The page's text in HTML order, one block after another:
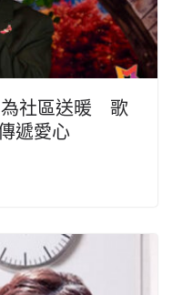
為社區送暖 歌
遞愛心